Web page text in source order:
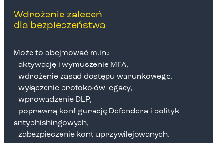
Wdrożenie zaleceń
dla bezpieczeństwa
Może to obejmować m.in.:
• aktywację i wymuszenie MFA,
• wdrożenie zasad dostępu warunkowego,
• wyłączenie protokołów legacy,
• wprowadzenie DLP,
• poprawną konfigurację Defendera i polityk
antyphishingowych,
• zabezpieczenie kont uprzywilejowanych.